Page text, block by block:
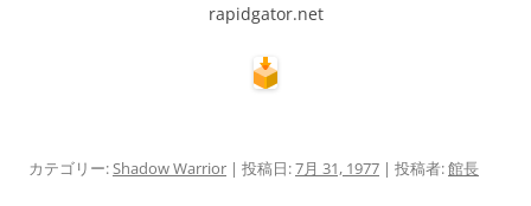
rapidgator.net
カテゴリー:Shadow Warrior | 投稿日:7月 31, 1977 | 投稿者:館長